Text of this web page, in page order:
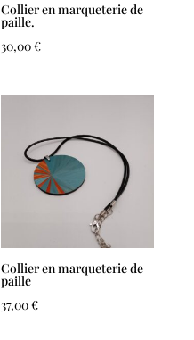
Collier en marqueterie de
paille.
30,00€
Collier en marqueterie de
paille
37,00€